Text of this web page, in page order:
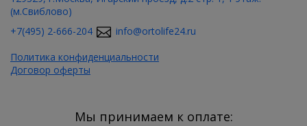
(м.Свиблово)
+7(495) 2-666-204
info@ortolife24.ru
Политика конфиденциальности
Договор оферты
Мы принимаем к оплате: